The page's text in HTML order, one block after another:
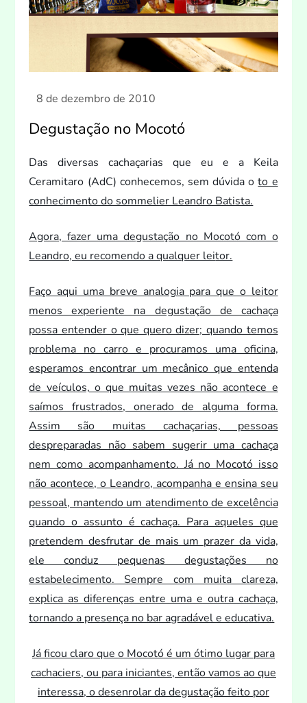
Degustação no Mocotó
Das diversas cachaçarias que eu e a Keila
Ceramitaro (AdC) conhecemos, sem dúvida oto e
conhecimento do sommelier Leandro Batista.
Agora, fazer uma degustação no Mocotó com o
Leandro, eu recomendo a qualquer leitor.
Faço aqui uma breve analogia para que o leitor
menos experiente na degustação de cachaça
possa entender o que quero dizer; quando temos
problema no carro e procuramos uma oficina,
esperamos encontrar um mecânico que entenda
de veículos, o que muitas vezes não acontece e
saímos frustrados, onerado de alguma forma.
Assim são muitas cachaçarias, pessoas
despreparadas não sabem sugerir uma cachaça
nem como acompanhamento. Já no Mocotó isso
não acontece, o Leandro, acompanha e ensina seu
pessoal, mantendo um atendimento de excelência
quando o assunto é cachaça. Para aqueles que
pretendem desfrutar de mais um prazer da vida,
ele conduz pequenas degustações no
estabelecimento. Sempre com muita clareza,
explica as diferenças entre uma e outra cachaça,
tornando a presença no bar agradável e educativa.
Já ficou claro que o Mocotó é um ótimo lugar para
cachaciers, ou para iniciantes, então vamos ao que
interessa, o desenrolar da degustação feito por